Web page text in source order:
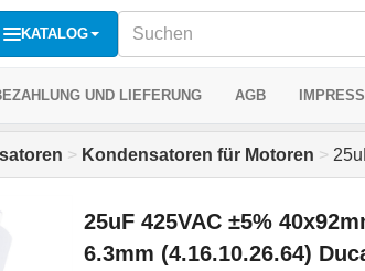
KATALOG
UND LIEFERUNG AGB
> Kondensatoren für Motoren >
25uF 425VAC ±5%
6.3mm (4.16.10.26.64)